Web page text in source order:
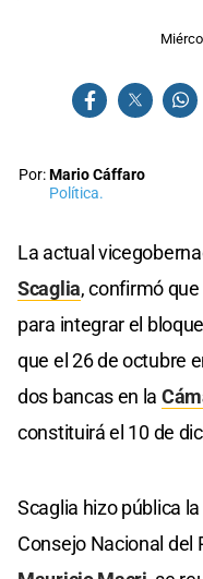
Por:Mario Cáffaro
Política.
La actual
Scaglia, confirmó
para integrar el
que el 26 de octubre
dos bancas en la
constituirá el 10 de
Scaglia hizo pública
Consejo Nacional del